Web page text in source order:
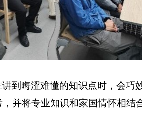
到晦涩难懂的知识点时，会巧
并将专业知识和家国情怀相结